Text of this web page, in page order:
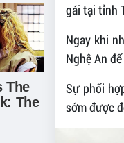
gái tại tỉnh
Ngay khi
Nghệ An
Sự phối
sớm được